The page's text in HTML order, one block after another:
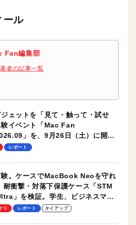
ール
Fan編集部
者の記事一覧
ェットを「見て・触って・試せ
験イベント「Mac Fan
」を、9月26日（土）に開催
レポート
験。ケースでMacBook Neoを守れ
耐衝撃・対落下保護ケース「STM
」を検証。学生、ビジネスマン
ルユースに最適！
リ レポート タイアップ